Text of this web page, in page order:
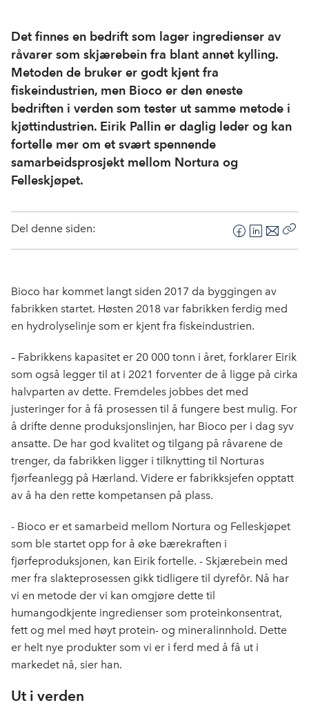
Det finnes en bedrift som lager ingredienser av
råvarer som skjærebein fra blant annet kylling.
Metoden de bruker er godt kjent fra
fiskeindustrien, men Bioco er den eneste
bedriften i verden som tester ut samme metode i
kjøttindustrien. Eirik Pallin er daglig leder og kan
fortelle mer om et svært spennende
samarbeidsprosjekt mellom Nortura og
Felleskjøpet.
Del denne siden:
F
a
e
b
o
k
L
i
k
e
n
E
-
o
s
Bioco har kommet langt siden 2017 da byggingen av
fabrikken startet. Høsten 2018 var fabrikken ferdig med
en hydrolyselinje som er kjent fra fiskeindustrien.
– Fabrikkens kapasitet er 20 000 tonn i året, forklarer Eirik
som også legger til at i 2021 forventer de å ligge på cirka
halvparten av dette. Fremdeles jobbes det med
justeringer for å få prosessen til å fungere best mulig. For
å drifte denne produksjonslinjen, har Bioco per i dag syv
ansatte. De har god kvalitet og tilgang på råvarene de
trenger, da fabrikken ligger i tilknytting til Norturas
fjørfeanlegg på Hærland. Videre er fabrikksjefen opptatt
av å ha den rette kompetansen på plass.
- Bioco er et samarbeid mellom Nortura og Felleskjøpet
som ble startet opp for å øke bærekraften i
fjørfeproduksjonen, kan Eirik fortelle. - Skjærebein med
mer fra slakteprosessen gikk tidligere til dyrefôr. Nå har
vi en metode der vi kan omgjøre dette til
humangodkjente ingredienser som proteinkonsentrat,
fett og mel med høyt protein- og mineralinnhold. Dette
er helt nye produkter som vi er i ferd med å få ut i
markedet nå, sier han.
Ut i verden